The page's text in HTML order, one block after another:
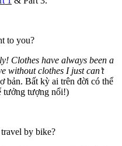
to you?
Clothes have always been a
without clothes I just can’t
bản. Bất kỳ ai trên đời có thể
tưởng tượng nổi!)
by bike?